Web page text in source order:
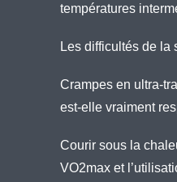
températures
Les difficultés de la
Crampes en ultra-
est-elle vraiment
Courir sous la
VO2max et